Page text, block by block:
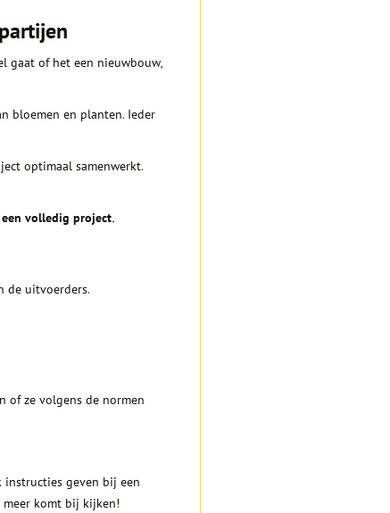
gaat of het een nieuwbouw,
bloemen en planten. Ieder
optimaal samenwerkt.
volledig project.
de uitvoerders.
of ze volgens de normen
instructies geven bij een
komt bij kijken!